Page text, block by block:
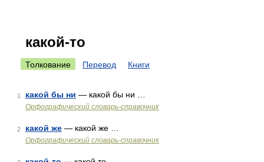
какой-то
Толкование Перевод Книги
1 какой бы ни — какой бы ни …
Орфографический словарь-справочник
2 какой же — какой же …
Орфографический словарь-справочник